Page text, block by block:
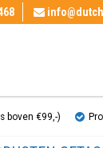
boven €99,-)